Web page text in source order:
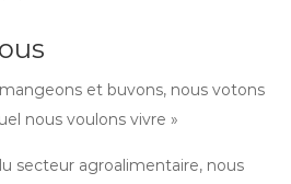
et buvons, nous votons
nous voulons vivre »
secteur agroalimentaire, nous